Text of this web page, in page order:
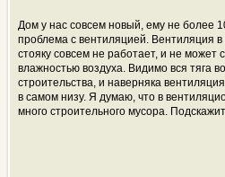
Дом у нас совсем новый, ему не более
проблема с вентиляцией. Вентиляция
стояку совсем не работает, и не может
влажностью воздуха. Видимо вся тяга
строительства, и наверняка
в самом низу. Я думаю, что в
много строительного мусора.